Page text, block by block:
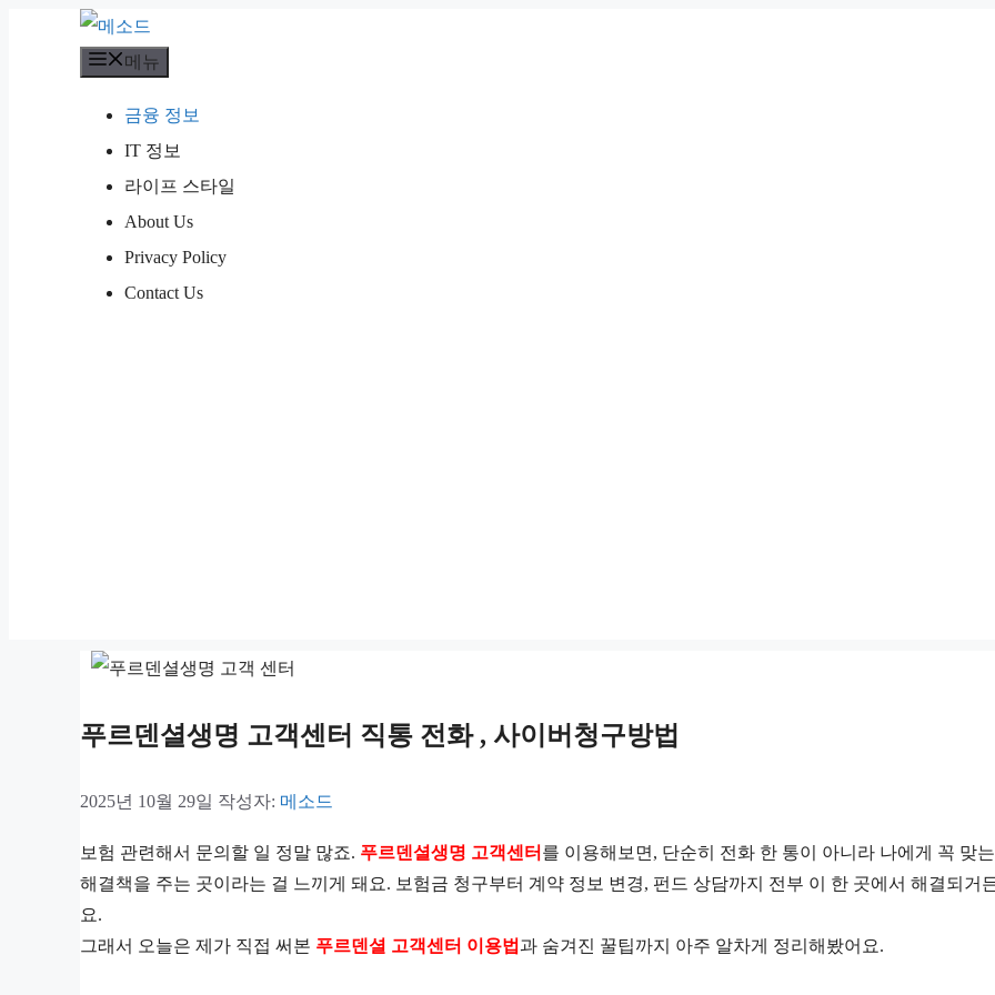
메뉴
금융 정보
IT 정보
라이프 스타일
About Us
Privacy Policy
Contact Us
푸르덴셜생명 고객센터 직통 전화 , 사이버청구방법
2025년 10월 29일 작성자: 메소드
보험 관련해서 문의할 일 정말 많죠. 푸르덴셜생명 고객센터 를 이용해보면, 단순히 전화 한 통이 아니라 나에게 꼭 맞는
해결책을 주는 곳이라는 걸 느끼게 돼요. 보험금 청구부터 계약 정보 변경, 펀드 상담까지 전부 이 한 곳에서 해결되거
요.
그래서 오늘은 제가 직접 써본 푸르덴셜 고객센터 이용법 과 숨겨진 꿀팁까지 아주 알차게 정리해봤어요.